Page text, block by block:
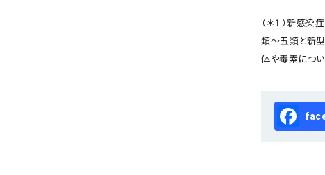
（＊１）新感
類～五類と新型
体や毒素につ